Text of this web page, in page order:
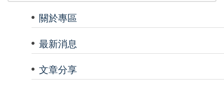
關於專區
最新消息
文章分享